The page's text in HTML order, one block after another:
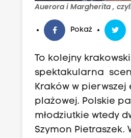
Auerora i Margherita ,
Pokaż
To kolejny
spektakularna
Kraków w
plażowej. Polskie
młodziutkie wtedy
Szymon Pietraszek.